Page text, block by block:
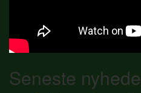
Seneste